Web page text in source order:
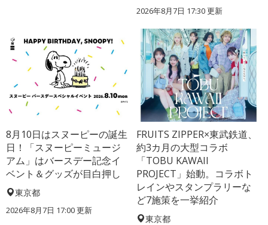
2026年8月7日 17:30更新
8月10日はスヌーピーの誕生
日！「スヌーピーミュージ
アム」はバースデー記念イ
ベント＆グッズが目白押し
東京都
2026年8月7日 17:00更新
FRUITS ZIPPER×東武鉄道、
約3カ月の大型コラボ
「TOBU KAWAII
PROJECT」始動。コラボト
レインやスタンプラリーな
ど7施策を一挙紹介
東京都